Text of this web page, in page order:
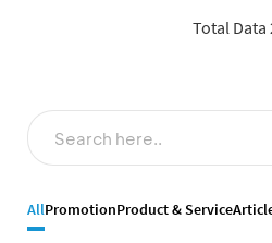
Total Data
AllPromotionProduct & Service